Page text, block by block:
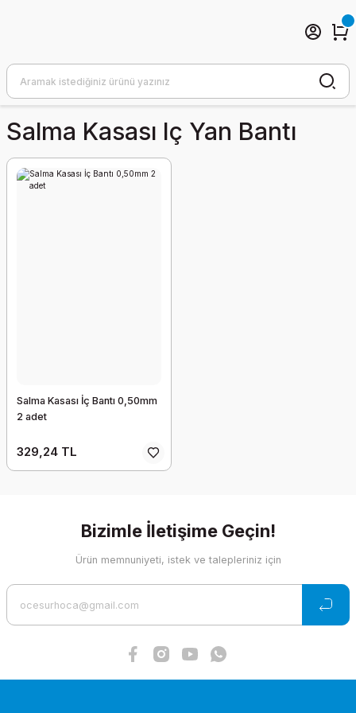
Salma Kasası Iç Yan Bantı
Salma Kasası İç Bantı 0,50mm
2 adet
329,24 TL
Bizimle İletişime Geçin!
Ürün memnuniyeti, istek ve talepleriniz için